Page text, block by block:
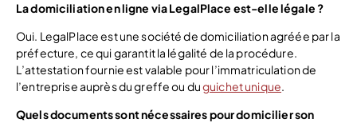
La domiciliation en ligne via LegalPlace est-elle légale ?
Oui. LegalPlace est une société de domiciliation agréée par la
préfecture, ce qui garantit la légalité de la procédure.
L’attestation fournie est valable pour l’immatriculation de
l’entreprise auprès du greffe ou duguichet unique.
Quels documents sont nécessaires pour domicilier son